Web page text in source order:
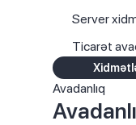
Server
Ticarət
Avadanlıq